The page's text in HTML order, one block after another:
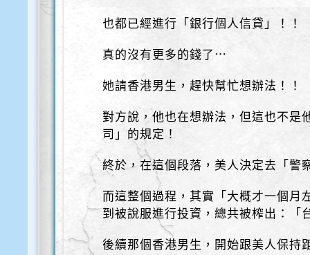
也都已經進行「銀行個人信貸」！！
真的沒有更多的錢了⋯
她請香港男生，趕快幫忙想辦法！！
對方說，他也在想辦法，但這也不是
司」的規定！
終於，在這個段落，美人決定去「警
而這整個過程，其實「大概才一個月
到被說服進行投資，總共被榨出：「
後續那個香港男生，開始跟美人保持